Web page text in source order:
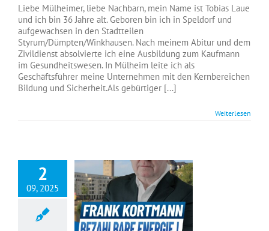
Liebe Mülheimer, liebe Nachbarn, mein Name ist Tobias Laue
und ich bin 36 Jahre alt. Geboren bin ich in Speldorf und
aufgewachsen in den Stadtteilen
Styrum/Dümpten/Winkhausen. Nach meinem Abitur und dem
Zivildienst absolvierte ich eine Ausbildung zum Kaufmann
im Gesundheitswesen. In Mülheim leite ich als
Geschäftsführer meine Unternehmen mit den Kernbereichen
Bildung und Sicherheit.Als gebürtiger [...]
Weiterlesen
2
09, 2025